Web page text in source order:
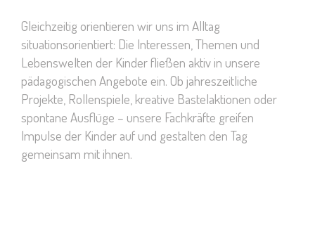
Gleichzeitig orientieren wir uns im Alltag
situationsorientiert: Die Interessen, Themen und
Lebenswelten der Kinder fließen aktiv in unsere
pädagogischen Angebote ein. Ob jahreszeitliche
Projekte, Rollenspiele, kreative Bastelaktionen oder
spontane Ausflüge – unsere Fachkräfte greifen
Impulse der Kinder auf und gestalten den Tag
gemeinsam mit ihnen.